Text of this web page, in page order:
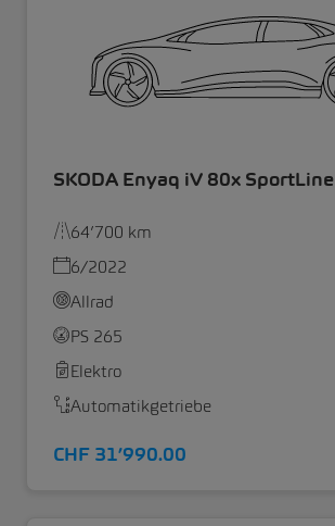
SKODA Enyaq iV 80x SportLine
64’700 km
6/2022
Allrad
PS 265
Elektro
Automatikgetriebe
CHF 31’990.00